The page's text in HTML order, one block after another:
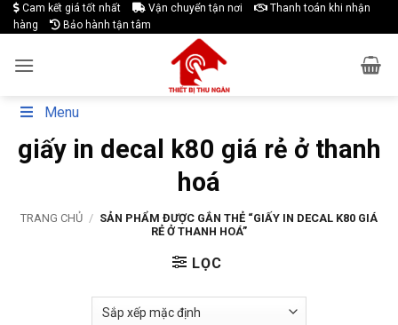
Skip
to
Cam kết giá tốt nhất Vận chuyển tận nơi
Thanh toán khi nhận
hàng
Bảo hành tận tâm
Menu
giấy in decal k80 giá rẻ ở thanh
hoá
TRANG CHỦ / SẢN PHẨM ĐƯỢC GẮN THẺ “GIẤY IN DECAL K80 GIÁ
RẺ Ở THANH HOÁ”
LỌC